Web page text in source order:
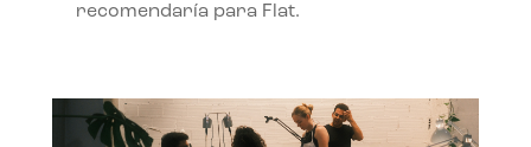
recomendaría para Flat.